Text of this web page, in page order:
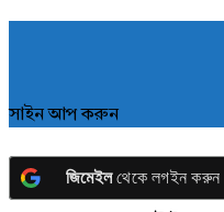
সাইন আপ করুন
জিমেইলথেকে লগইন করুন